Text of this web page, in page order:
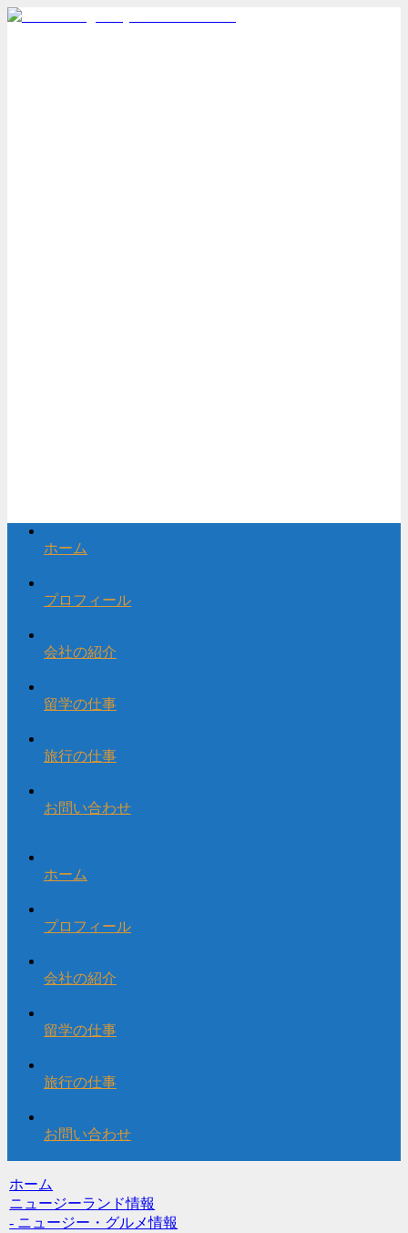
ホーム
プロフィール
会社の紹介
留学の仕事
旅行の仕事
お問い合わせ
ホーム
プロフィール
会社の紹介
留学の仕事
旅行の仕事
お問い合わせ
ホーム
ニュージーランド情報
- ニュージー・グルメ情報